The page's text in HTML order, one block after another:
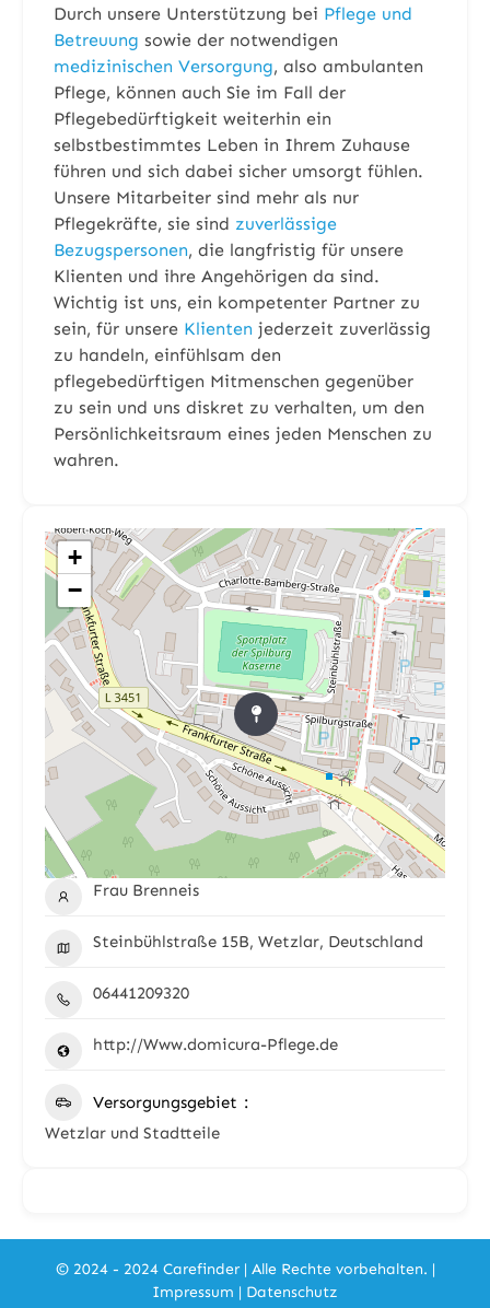
Durch unsere Unterstützung bei Pflege und
Betreuung sowie der notwendigen
medizinischen Versorgung, also ambulanten
Pflege, können auch Sie im Fall der
Pflegebedürftigkeit weiterhin ein
selbstbestimmtes Leben in Ihrem Zuhause
führen und sich dabei sicher umsorgt fühlen.
Unsere Mitarbeiter sind mehr als nur
Pflegekräfte, sie sind zuverlässige
Bezugspersonen, die langfristig für unsere
Klienten und ihre Angehörigen da sind.
Wichtig ist uns, ein kompetenter Partner zu
sein, für unsere Klienten jederzeit zuverlässig
zu handeln, einfühlsam den
pflegebedürftigen Mitmenschen gegenüber
zu sein und uns diskret zu verhalten, um den
Persönlichkeitsraum eines jeden Menschen zu
wahren.
+
−
Frau Brenneis
Steinbühlstraße 15B, Wetzlar, Deutschland
06441209320
http://Www.domicura-Pflege.de
Versorgungsgebiet
Wetzlar und Stadtteile
© 2024 - 2024 Carefinder | Alle Rechte vorbehalten. |
Impressum | Datenschutz